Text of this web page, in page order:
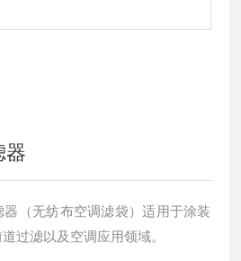
器
（无纺布空调滤袋）适用于涂装
过滤以及空调应用领域。